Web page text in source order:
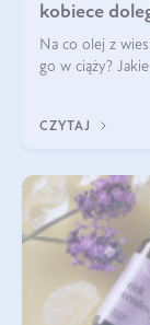
kobiece
Na co olej z
go w ciąży?
CZYTAJ